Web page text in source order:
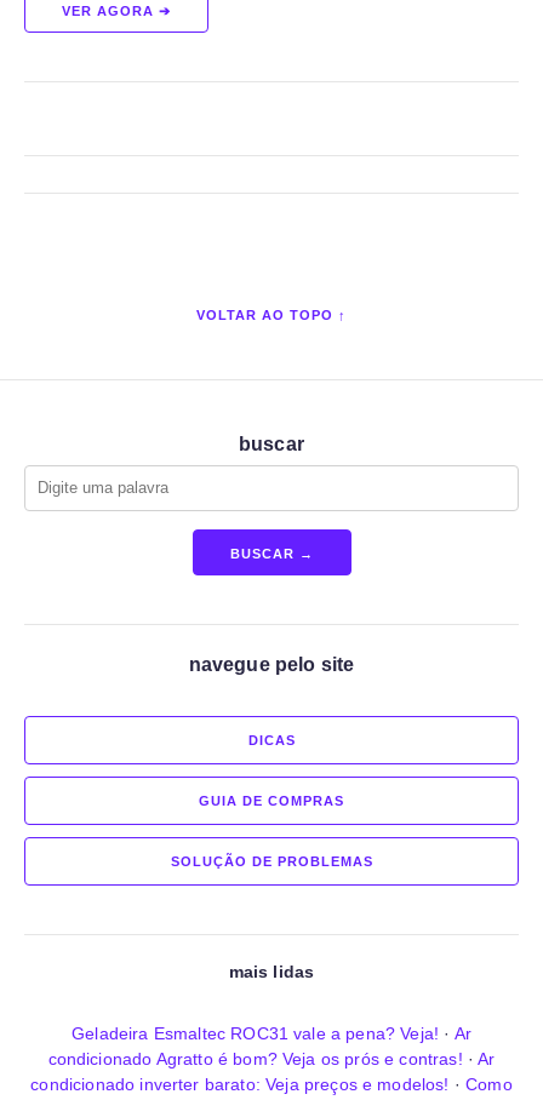
VER AGORA ➔
VOLTAR AO TOPO ↑
buscar
BUSCAR →
navegue pelo site
DICAS
GUIA DE COMPRAS
SOLUÇÃO DE PROBLEMAS
mais lidas
Geladeira Esmaltec ROC31 vale a pena? Veja! · Ar
condicionado Agratto é bom? Veja os prós e contras! ·Ar
condicionado inverter barato: Veja preços e modelos! ·Como